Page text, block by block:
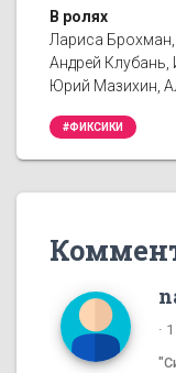
В ролях
Лариса
Андрей
Юрий Мазихин,
#ФИКСИКИ
·